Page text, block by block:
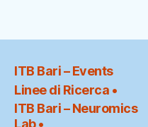
ITB Bari – Events
Linee di Ricerca •
ITB Bari – Neuromics
Lab •